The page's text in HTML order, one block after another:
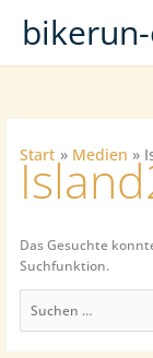
Inhalt
springen
Start Medien
Das Gesuchte
Suchfunktion.
nach: